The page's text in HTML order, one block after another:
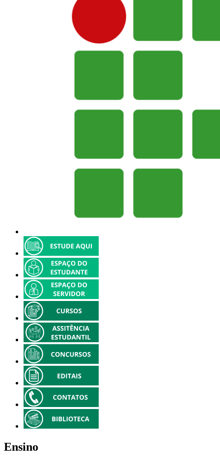
Ensino